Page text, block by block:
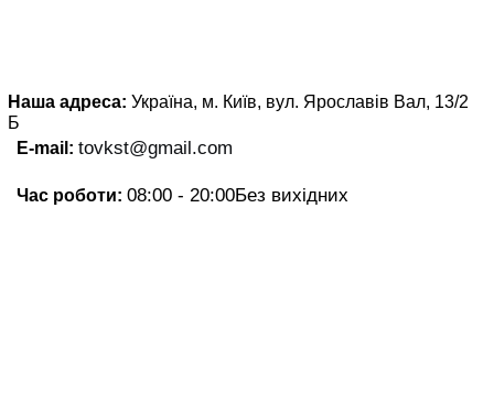
Наша адреса: Україна, м. Київ, вул. Ярославів Вал, 13/2
Б
E-mail: tovkst@gmail.com
Час роботи: 08:00 - 20:00Без вихідних